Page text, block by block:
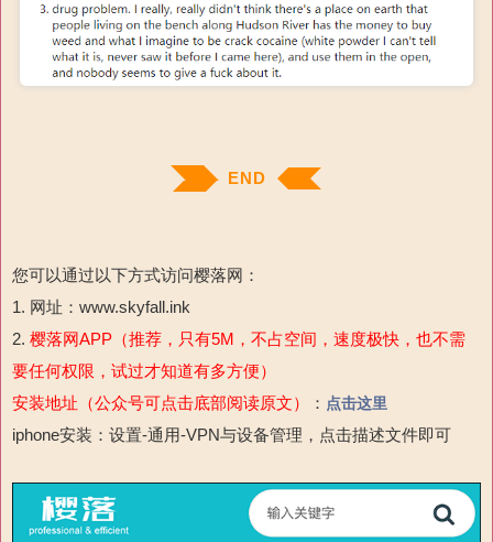
END
您可以通过以下方式访问樱落网：
1. 网址：www.skyfall.ink
2. 樱落网APP（推荐，只有5M，不占空间，速度极快，也不需
要任何权限，试过才知道有多方便）
安装地址（公众号可点击底部阅读原文）
： 点击这里
iphone安装：设置-通用-VPN与设备管理，点击描述文件即可